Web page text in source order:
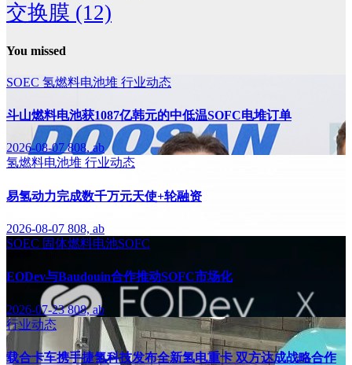
交换膜 (12)
You missed
SOEC 氢燃料电池堆 行业动态
斗山燃料电池获1087亿韩元的中低温SOFC电堆订单
2026-08-07808, ab
氢燃料电池堆 行业动态
易氢动力完成数千万元天使+轮融资
2026-08-07 808, ab
SOEC 固体燃料电池SOFC
EODev与Baudouin合作推动SOFC市场化
2026-07-23808, ab
行业动态
载合卡车携手捷氢科技发布全新氢电重卡 双方达成战略合作